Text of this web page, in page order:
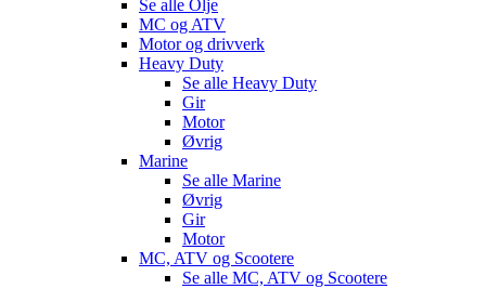
Se alle Olje
MC og ATV
Motor og drivverk
Heavy Duty
Se alle Heavy Duty
Gir
Motor
Øvrig
Marine
Se alle Marine
Øvrig
Gir
Motor
MC, ATV og Scootere
Se alle MC, ATV og Scootere